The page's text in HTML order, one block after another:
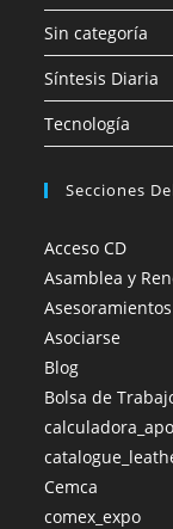
Sin categoría
Síntesis Diaria
Tecnología
Secciones
Acceso CD
Asamblea y
Asesoramientos
Asociarse
Blog
Bolsa de
Cemca
comex_expo